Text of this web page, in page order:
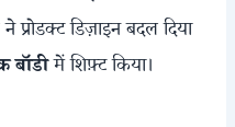
डिज़ाइन बदल दिया
बॉडीमें शिफ़्ट किया।